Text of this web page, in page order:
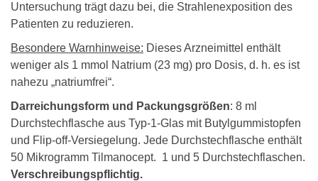
Untersuchung trägt dazu bei, die Strahlenexposition des
Patienten zu reduzieren.
Besondere Warnhinweise: Dieses Arzneimittel enthält
weniger als 1 mmol Natrium (23 mg) pro Dosis, d. h. es ist
nahezu „natriumfrei“.
Darreichungsform und Packungsgrößen: 8 ml
Durchstechflasche aus Typ-1-Glas mit Butylgummistopfen
und Flip-off-Versiegelung. Jede Durchstechflasche enthält
50 Mikrogramm Tilmanocept. 1 und 5 Durchstechflaschen.
Verschreibungspflichtig.